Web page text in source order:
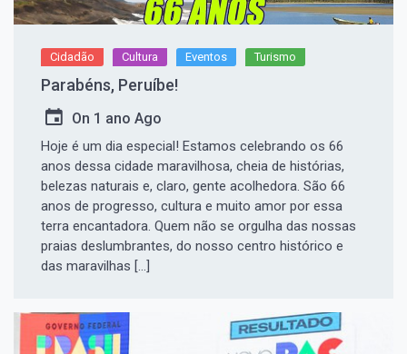
Cidadão Cultura Eventos Turismo
Parabéns, Peruíbe!
On 1 ano Ago
Hoje é um dia especial! Estamos celebrando os 66
anos dessa cidade maravilhosa, cheia de histórias,
belezas naturais e, claro, gente acolhedora. São 66
anos de progresso, cultura e muito amor por essa
terra encantadora. Quem não se orgulha das nossas
praias deslumbrantes, do nosso centro histórico e
das maravilhas […]